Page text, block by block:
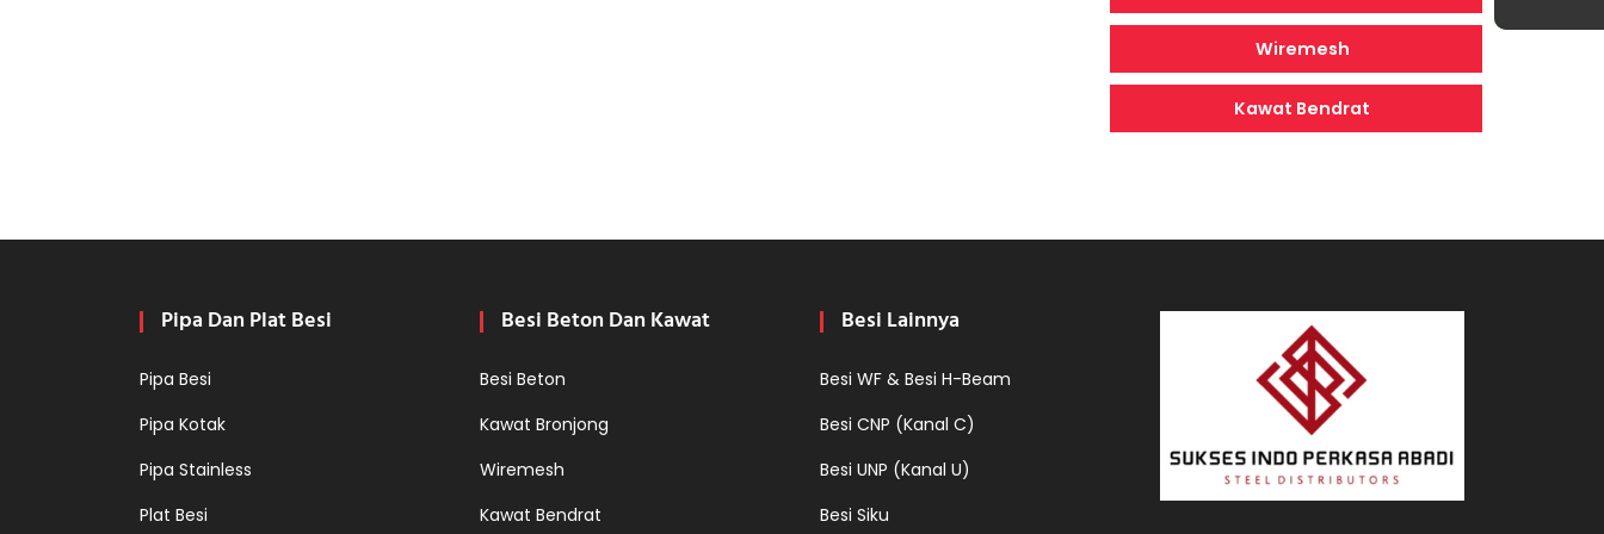
Wiremesh
Kawat Bendrat
Pipa Dan Plat Besi
Pipa Besi
Pipa Kotak
Pipa Stainless
Plat Besi
Besi Beton Dan Kawat
Besi Beton
Kawat Bronjong
Wiremesh
Kawat Bendrat
Besi Lainnya
Besi WF & Besi H-Beam
Besi CNP (Kanal C)
Besi UNP (Kanal U)
Besi Siku